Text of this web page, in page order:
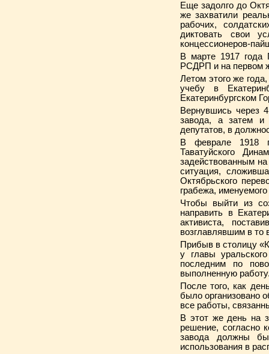
Еще задолго до
же захватили
рабочих,
диктовать свои
концессионеров-
В марте 1917 года
РСДРП и на первом
Летом этого же
учебу в
Екатеринбургском
Вернувшись через
завода, а затем и
депутатов, в
В феврале 1918
Таватуйского
задействованным
ситуация,
Октябрьского
грабежа,
Чтобы выйти из
направить в
активиста,
возглавлявшим в то
Прибыв в столицу
у главы
последним по
выполненную
После того, как
было организовано
все работы,
В этот же день на
решение, согласно
завода должны
использования в